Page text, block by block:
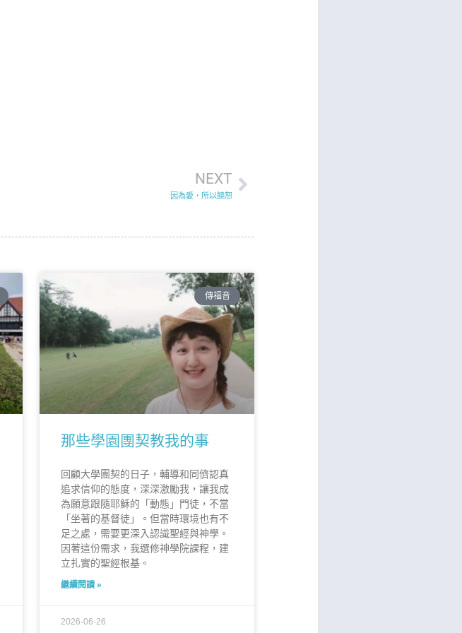
NEXT
因為愛，所以饒恕
傳福音
那些學園團契教我的事
回顧大學團契的日子，輔導和同儕認真
追求信仰的態度，深深激勵我，讓我成
為願意跟隨耶穌的「動態」門徒，不當
「坐著的基督徒」。但當時環境也有不
足之處，需要更深入認識聖經與神學。
因著這份需求，我選修神學院課程，建
立扎實的聖經根基。
繼續閱讀 »
2026-06-26